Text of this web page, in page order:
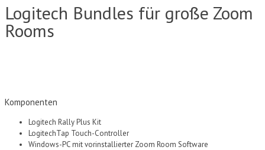
Logitech Bundles für große Zoom
Rooms
Komponenten
Logitech Rally Plus Kit
LogitechTap Touch-Controller
Windows-PC mit vorinstallierter Zoom Room Software